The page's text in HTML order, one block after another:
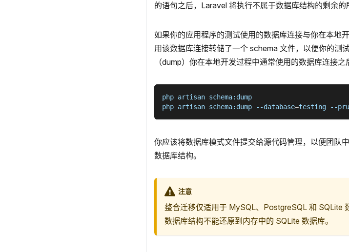
的语句之后，Laravel 将执行不属于数据库结构的剩余的
如果你的应用程序的测试使用的数据库连接与你在本地
用该数据库连接转储了一个 schema 文件，以便你的测
（dump）你在本地开发过程中通常使用的数据库连接之
php artisan schema:dump
php artisan schema:dump
--database=testing --
你应该将数据库模式文件提交给源代码管理，以便团队
数据库结构。
注意
整合迁移仅适用于 MySQL、PostgreSQL 和 SQLite
数据库结构不能还原到内存中的 SQLite 数据库。